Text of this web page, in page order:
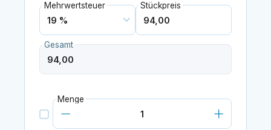
Mehrwertsteuer Stückpreis
Gesamt
Menge